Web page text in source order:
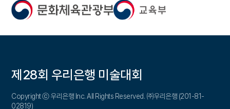
제28회 우리은행 미술대회
Copyright ⓒ 우리은행 Inc. All Rights Reserved. ㈜우리은행 (201-81-
02819)